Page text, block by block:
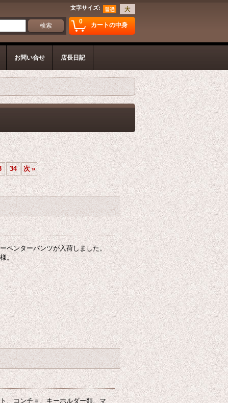
文字サイズ:
0 カートの中身
お問い合せ 店長日記
34 次 »
ペンターパンツが入荷しました。
。
、コンチョ、キーホルダー類、マ